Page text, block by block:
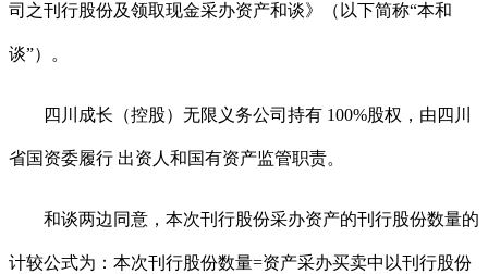
司之刊行股份及领取现金采办资产和谈》（以下简称“本和
谈”）。
四川成长（控股）无限义务公司持有 100%股权，由四川
省国资委履行 出资人和国有资产监管职责。
和谈两边同意，本次刊行股份采办资产的刊行股份数量的
计较公式为：本次刊行股份数量=资产采办买卖中以刊行股份